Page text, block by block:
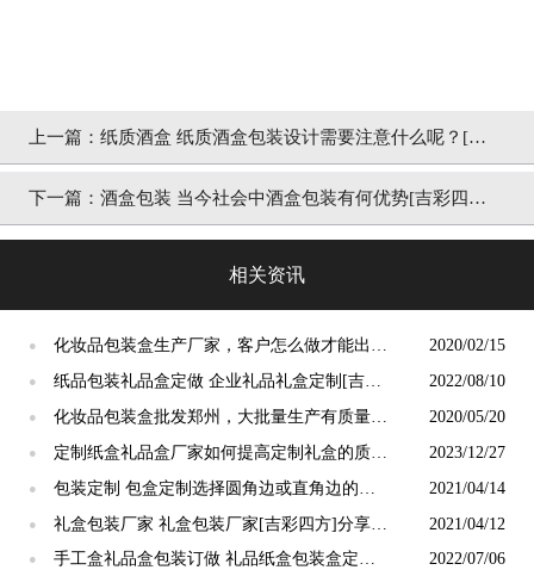
上一篇： 纸质酒盒 纸质酒盒包装设计需要注意什么呢？[吉
彩四方]包装印刷厂家
下一篇： 酒盒包装 当今社会中酒盒包装有何优势[吉彩四
相关资讯
●
化妆品包装盒生产厂家，客户怎么做才能出来
好包装[吉彩四方]
2020/02/15
●
纸品包装礼品盒定做 企业礼品礼盒定制[吉彩
四方]
2022/08/10
●
化妆品包装盒批发郑州，大批量生产有质量的
包装[吉彩四方]
2020/05/20
●
定制纸盒礼品盒厂家如何提高定制礼盒的质
量？
2023/12/27
●
包装定制 包盒定制选择圆角边或直角边的差
异[吉彩四方
2021/04/14
●
礼盒包装厂家 礼盒包装厂家[吉彩四方]分享礼
品包装的六个设计要点。
2021/04/12
●
手工盒礼品盒包装订做 礼品纸盒包装盒定制
2022/07/06